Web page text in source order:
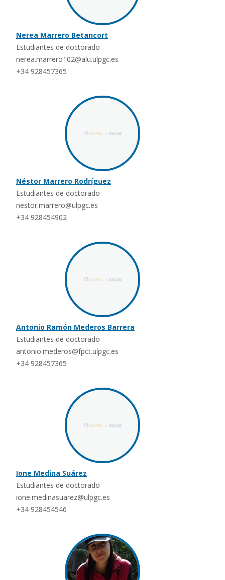
Nerea Marrero Betancort
Estudiantes de doctorado
nerea.marrero102@alu.ulpgc.es
+34 928457365
Néstor Marrero Rodríguez
Estudiantes de doctorado
nestor.marrero@ulpgc.es
+34 928454902
Antonio Ramón Mederos Barrera
Estudiantes de doctorado
antonio.mederos@fpct.ulpgc.es
+34 928457365
Ione Medina Suárez
Estudiantes de doctorado
ione.medinasuarez@ulpgc.es
+34 928454546